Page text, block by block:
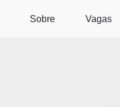
Pular para o conteúdo
Sobre Vagas